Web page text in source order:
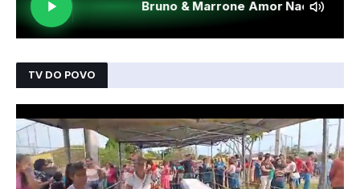
TV DO POVO